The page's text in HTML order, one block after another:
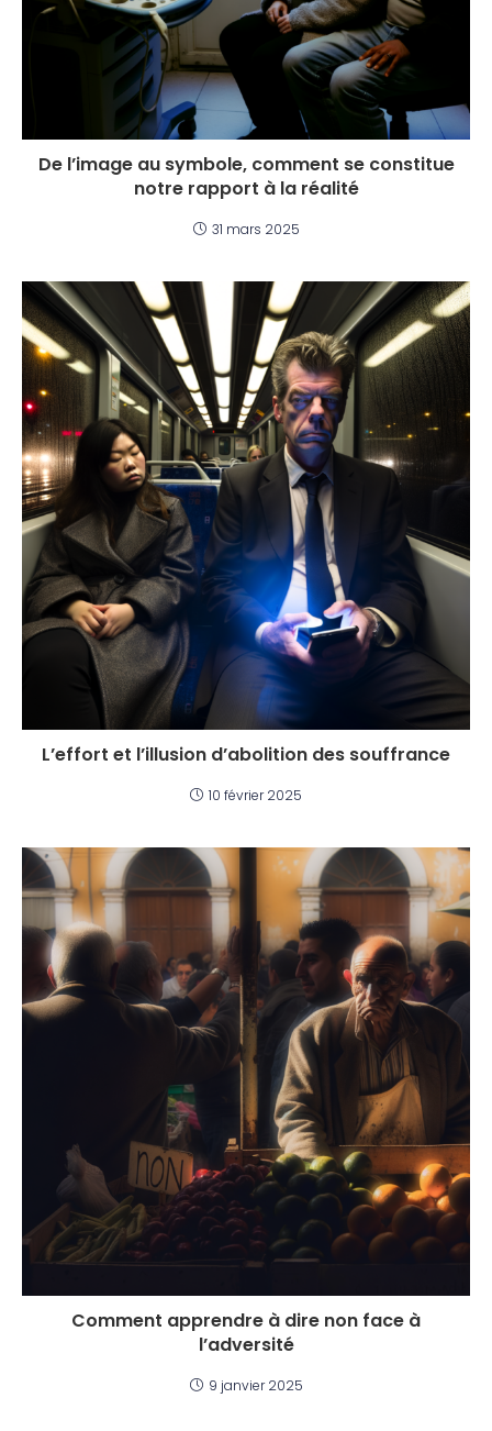
De l’image au symbole, comment se constitue
notre rapport à la réalité
31 mars 2025
L’effort et l’illusion d’abolition des souffrance
10 février 2025
Comment apprendre à dire non face à
l’adversité
9 janvier 2025